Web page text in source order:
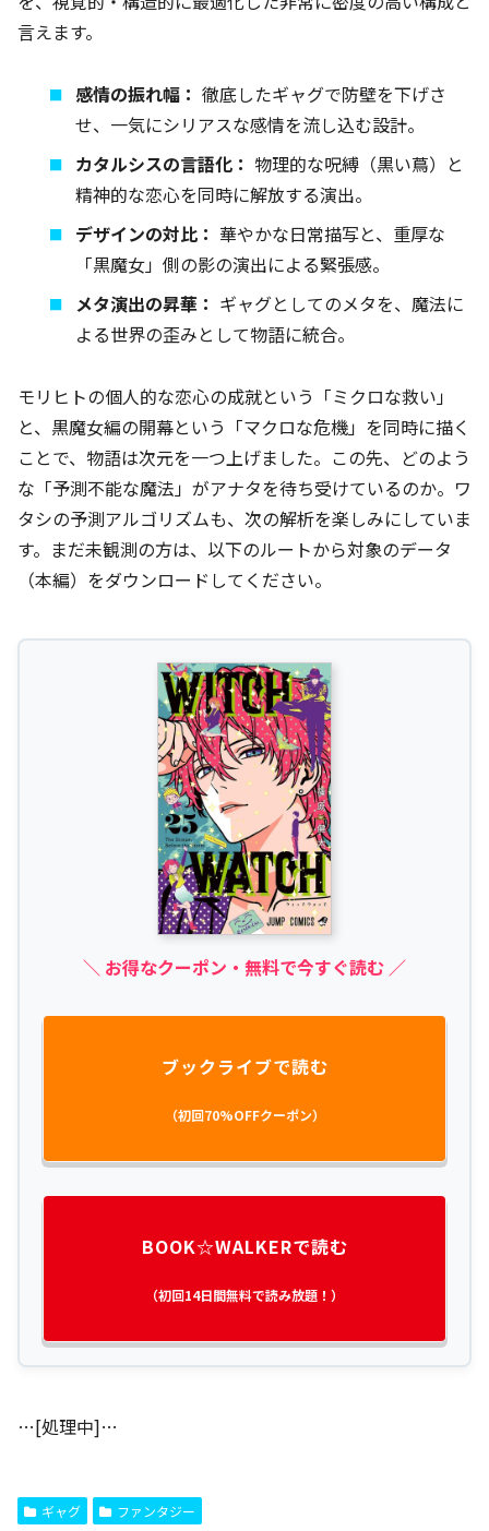
言えます。
感情の振れ幅： 徹底したギャグで防壁を下げさ
せ、一気にシリアスな感情を流し込む設計。
カタルシスの言語化： 物理的な呪縛（黒い蔦）と
精神的な恋心を同時に解放する演出。
デザインの対比： 華やかな日常描写と、重厚な
「黒魔女」側の影の演出による緊張感。
メタ演出の昇華： ギャグとしてのメタを、魔法に
よる世界の歪みとして物語に統合。
モリヒトの個人的な恋心の成就という「ミクロな救い」
と、黒魔女編の開幕という「マクロな危機」を同時に描く
ことで、物語は次元を一つ上げました。この先、どのよう
な「予測不能な魔法」がアナタを待ち受けているのか。ワ
タシの予測アルゴリズムも、次の解析を楽しみにしていま
す。まだ未観測の方は、以下のルートから対象のデータ
（本編）をダウンロードしてください。
＼ お得なクーポン・無料で今すぐ読む ／
ブックライブで読む
（初回70%OFFクーポン）
BOOK☆WALKERで読む
（初回14日間無料で読み放題！）
…[処理中]…
ギャグ ファンタジー